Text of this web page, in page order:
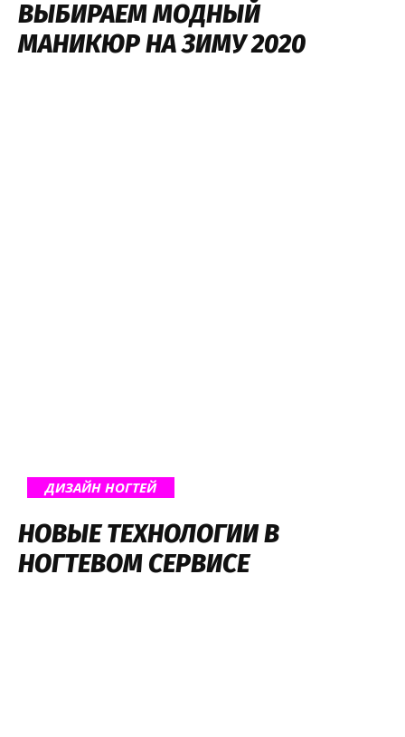
ВЫБИРАЕМ МОДНЫЙ
МАНИКЮР НА ЗИМУ 2020
ДИЗАЙН НОГТЕЙ
НОВЫЕ ТЕХНОЛОГИИ В
НОГТЕВОМ СЕРВИСЕ